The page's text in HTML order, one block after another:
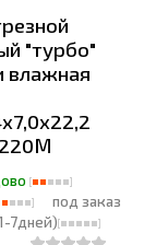
"турбо"
влажная
под заказ
7дней)